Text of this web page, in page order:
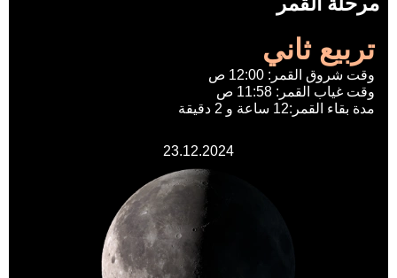
تربيع ثاني
وقت شروق القمر: 12:00 ص
وقت غياب القمر: 11:58 ص
مدة بقاء القمر:12 ساعة و 2 دقيقة
23.12.2024